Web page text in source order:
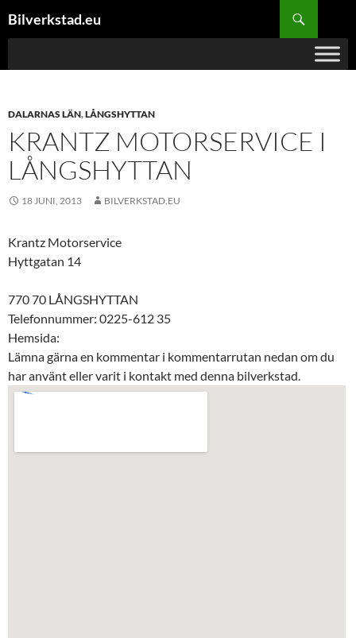
tillBilverkstad.eu
DALARNAS LÄN,LÅNGSHYTTAN
KRANTZ MOTORSERVICE I
LÅNGSHYTTAN
18 JUNI, 2013 BILVERKSTAD.EU
Krantz Motorservice
Hyttgatan 14
770 70 LÅNGSHYTTAN
Telefonnummer: 0225-612 35
Hemsida:
Lämna gärna en kommentar i kommentarrutan nedan om du
har använt eller varit i kontakt med denna bilverkstad.